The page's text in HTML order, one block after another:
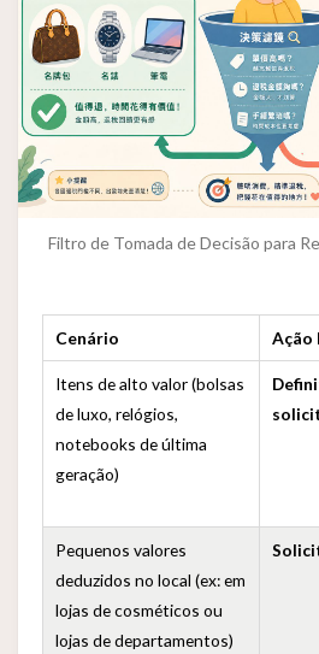
Filtro de Tomada de Decisão para
Cenário Ação
Itens de alto valor (bolsas
de luxo, relógios,
notebooks de última
geração)
Pequenos valores
deduzidos no local (ex: em
lojas de cosméticos ou
lojas de departamentos)